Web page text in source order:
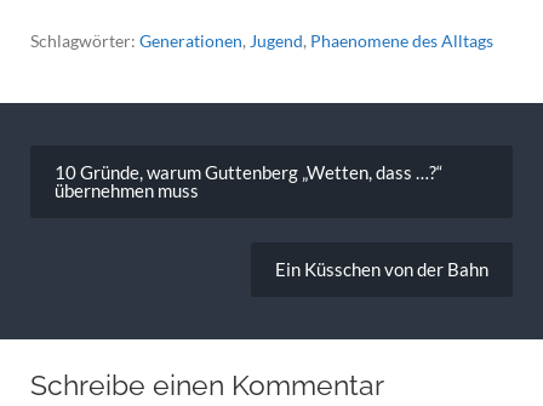
Schlagwörter: Generationen,Jugend, Phaenomene des Alltags
10 Gründe, warum Guttenberg „Wetten, dass …?“
übernehmen muss
Ein Küsschen von der Bahn
Schreibe einen Kommentar